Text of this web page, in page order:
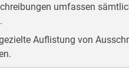
umfassen
Auflistung von